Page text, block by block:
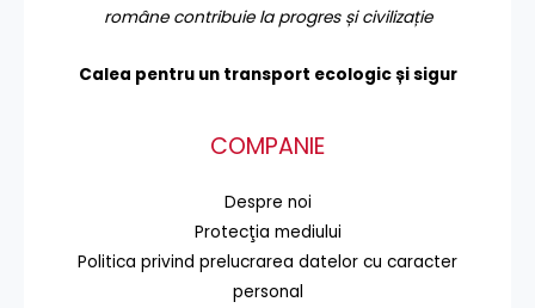
române contribuie la progres și civilizație
Calea pentru un transport ecologic și sigur
COMPANIE
Despre noi
Protecţia mediului
Politica privind prelucrarea datelor cu caracter
personal